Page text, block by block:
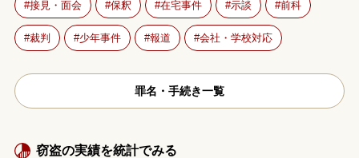
接見・面会 保釈 在宅事件 示談 前科
裁判 少年事件 報道 会社・学校対応
罪名・手続き一覧
窃盗の実績を統計でみる